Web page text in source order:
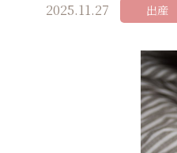
2025.11.27 出産